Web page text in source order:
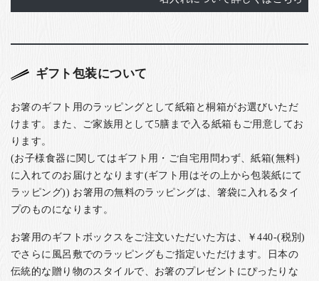
ギフト包装について
お箸のギフト用のラッピングとして紙箱と桐箱がお選びいただ
けます。また、ご家族用として5膳まで入る紙箱もご用意してお
ります。
(お子様食器に関してはギフト用・ご自宅用問わず、紙箱(無料)
に入れてのお届けとなります(ギフト用はその上から包装紙にて
ラッピング)) お箸用の無料のラッピングは、箸袋に入れるタイ
プのものになります。
お箸用のギフトボックスをご注文いただいた方は、￥440-(税別)
でさらに風呂敷でのラッピングもご指定いただけます。日本の
伝統的な贈り物のスタイルで、お箸のプレゼントにぴったりな